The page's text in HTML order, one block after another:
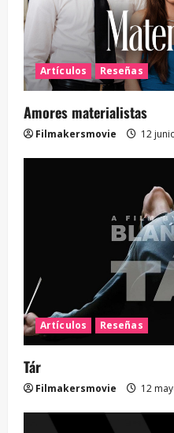
Artículos Reseñas
Amores materialistas
Filmakersmovie 12
Artículos Reseñas
Tár
Filmakersmovie 12